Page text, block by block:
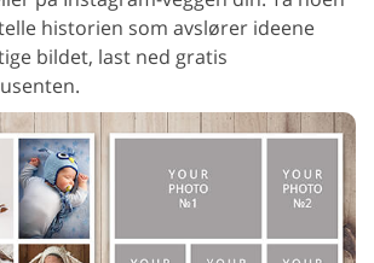
historien som avslører ideene
bildet, last ned gratis